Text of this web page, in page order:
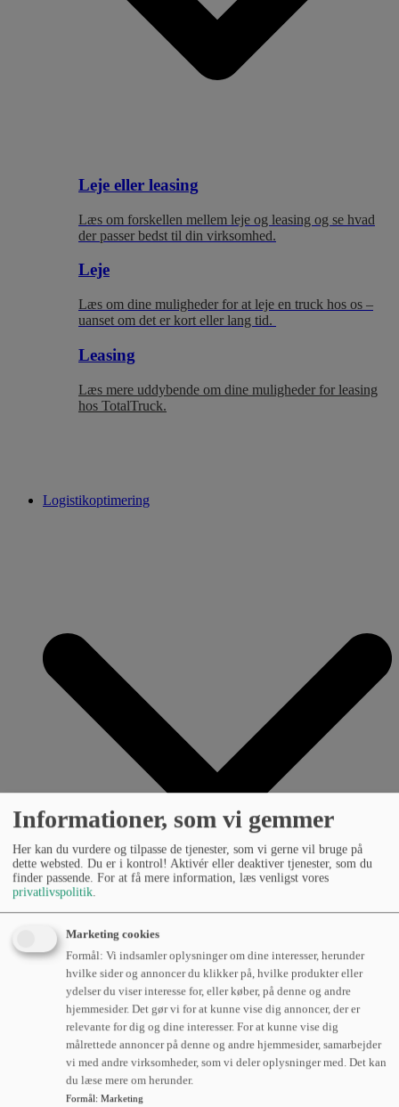
Leje eller leasing
Læs om forskellen mellem leje og leasing og se hvad
der passer bedst til din virksomhed.
Leje
Læs om dine muligheder for at leje en truck hos os –
uanset om det er kort eller lang tid.
Leasing
Læs mere uddybende om dine muligheder for leasing
hos TotalTruck.
Logistikoptimering
Lageroptimering
Læs om hvordan vores erfarne specialister kan hjælpe
dig med at optimere dit lager.
Reolløsninger
Læs om hvordan vi kan hjælpe dig med at få mest ud af
dit lager.
Informationer, som vi gemmer
Her kan du vurdere og tilpasse de tjenester, som vi gerne vil bruge på
dette websted. Du er i kontrol! Aktivér eller deaktiver tjenester, som du
finder passende. For at få mere information, læs venligst vores
privatlivspolitik.
Marketing cookies
Formål: Vi indsamler oplysninger om dine interesser, herunder
hvilke sider og annoncer du klikker på, hvilke produkter eller
ydelser du viser interesse for, eller køber, på denne og andre
hjemmesider. Det gør vi for at kunne vise dig annoncer, der er
relevante for dig og dine interesser. For at kunne vise dig
målrettede annoncer på denne og andre hjemmesider, samarbejder
vi med andre virksomheder, som vi deler oplysninger med. Det kan
du læse mere om herunder.
Formål: Marketing